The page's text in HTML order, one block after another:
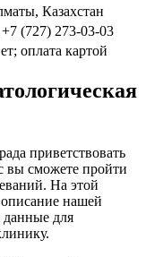
Казахстан
(727) 273-03-03
оплата картой
приветствовать
вы сможете пройти
На этой
нашей
данные для